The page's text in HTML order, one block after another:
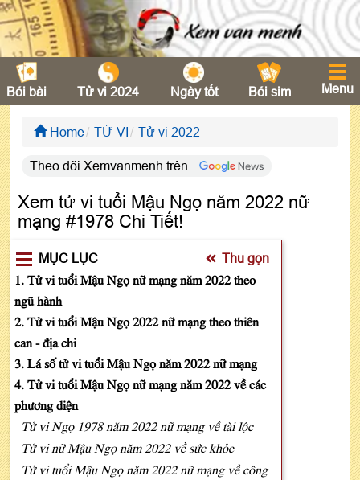
Bói bài Tử vi 2024 Ngày tốt Bói sim Menu
Home TỬ VI Tử vi 2022
Theo dõi Xemvanmenh trên
Xem tử vi tuổi Mậu Ngọ năm 2022 nữ
mạng #1978 Chi Tiết!
MỤC LỤC Thu gọn
1. Tử vi tuổi Mậu Ngọ nữ mạng năm 2022 theo
ngũ hành
2. Tử vi tuổi Mậu Ngọ 2022 nữ mạng theo thiên
can - địa chi
3. Lá số tử vi tuổi Mậu Ngọ năm 2022 nữ mạng
4. Tử vi tuổi Mậu Ngọ nữ mạng năm 2022 về các
phương diện
Tử vi Ngọ 1978 năm 2022 nữ mạng về tài lộc
Tử vi nữ Mậu Ngọ năm 2022 về sức khỏe
Tử vi tuổi Mậu Ngọ năm 2022 nữ mạng về công